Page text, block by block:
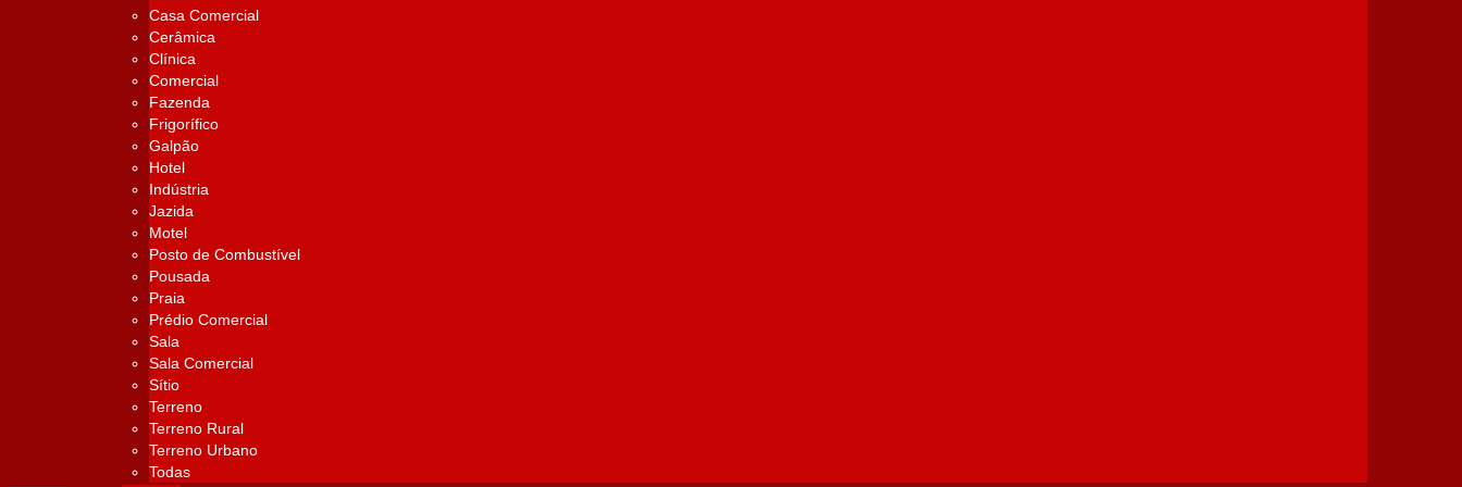
Casa Comercial
Cerâmica
Clínica
Comercial
Fazenda
Frigorífico
Galpão
Hotel
Indústria
Jazida
Motel
Posto de Combustível
Pousada
Praia
Prédio Comercial
Sala
Sala Comercial
Sítio
Terreno
Terreno Rural
Terreno Urbano
Todas